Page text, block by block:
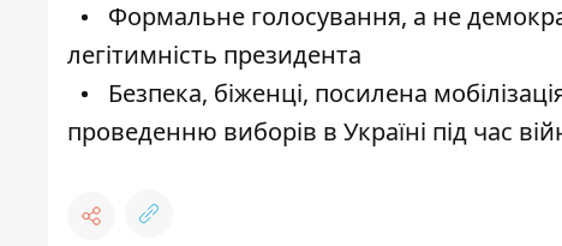
Формальне голосування, а не
легітимність президента
Безпека, біженці, посилена
проведенню виборів в Україні під час